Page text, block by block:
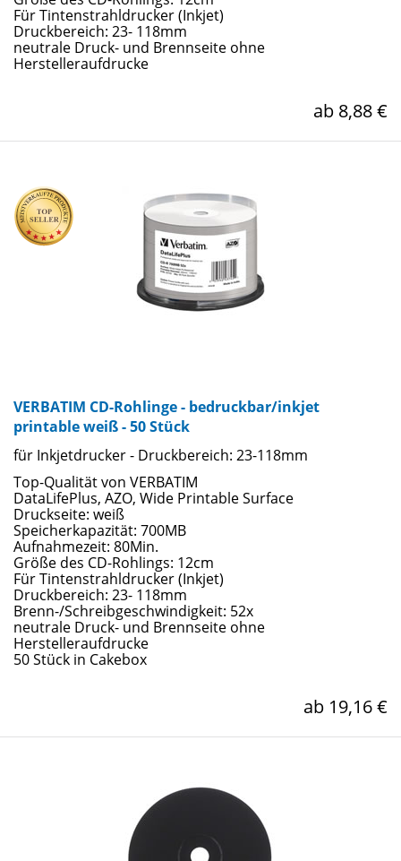
Für Tintenstrahldrucker (Inkjet)
Druckbereich: 23- 118mm
neutrale Druck- und Brennseite ohne
Herstelleraufdrucke
ab 8,88 €
VERBATIM CD-Rohlinge - bedruckbar/inkjet
printable weiß - 50 Stück
für Inkjetdrucker - Druckbereich: 23-118mm
Top-Qualität von VERBATIM
DataLifePlus, AZO, Wide Printable Surface
Druckseite: weiß
Speicherkapazität: 700MB
Aufnahmezeit: 80Min.
Größe des CD-Rohlings: 12cm
Für Tintenstrahldrucker (Inkjet)
Druckbereich: 23- 118mm
Brenn-/Schreibgeschwindigkeit: 52x
neutrale Druck- und Brennseite ohne
Herstelleraufdrucke
50 Stück in Cakebox
ab 19,16 €